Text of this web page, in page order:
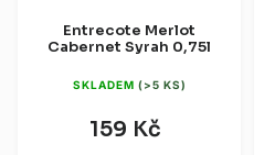
Entrecote Merlot
Cabernet Syrah 0,75l
SKLADEM (>5 KS)
159 Kč